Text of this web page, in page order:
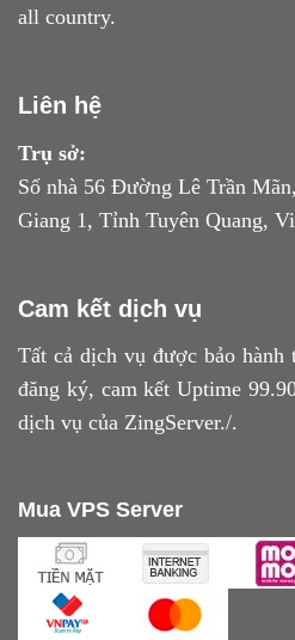
all country.
Liên hệ
Trụ sở:
Số nhà 56 Đường Lê Trần
Giang 1, Tỉnh Tuyên Quang,
Cam kết dịch vụ
Tất cả dịch vụ được bảo
đăng ký, cam kết Uptime
dịch vụ của ZingServer./.
Mua VPS Server